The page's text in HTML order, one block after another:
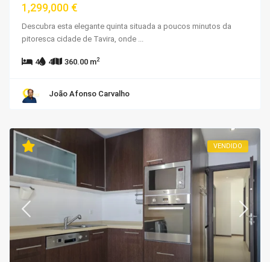
1,299,000 €
Descubra esta elegante quinta situada a poucos minutos da
pitoresca cidade de Tavira, onde
4 4 360.00 m2
João Afonso Carvalho
VENDIDO